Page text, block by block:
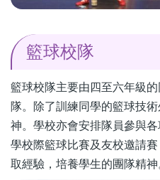
籃球校隊
籃球校隊主要由四至六年級
隊。除了訓練同學的籃球技
神。學校亦會安排隊員參與
學校際籃球比賽及友校邀請
取經驗，培養學生的團隊精神